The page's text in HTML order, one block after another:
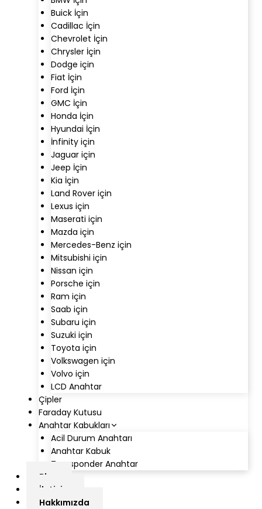
Buick İçin
Cadillac İçin
Chevrolet İçin
Chrysler İçin
Dodge için
Fiat İçin
Ford İçin
GMC İçin
Honda İçin
Hyundai İçin
İnfinity için
Jaguar için
Jeep İçin
Kia İçin
Land Rover için
Lexus için
Maserati için
Mazda için
Mercedes-Benz için
Mitsubishi için
Nissan için
Porsche için
Ram için
Saab için
Subaru için
Suzuki için
Toyota için
Volkswagen için
Volvo için
LCD Anahtar
Çipler
Faraday Kutusu
Anahtar Kabukları
Acil Durum Anahtarı
Anahtar Kabuk
Transponder Anahtar
Blog
İletişim
Hakkımızda